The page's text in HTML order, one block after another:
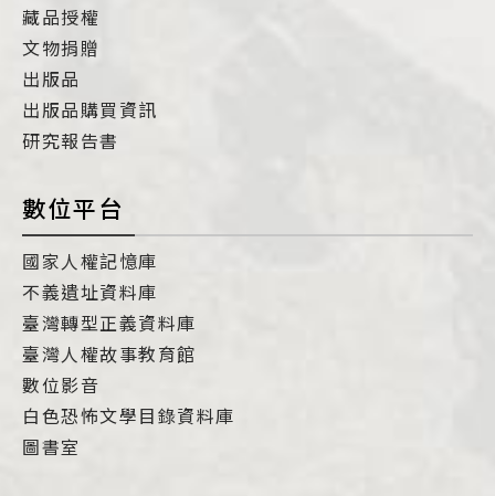
藏品授權
文物捐贈
出版品
出版品購買資訊
研究報告書
數位平台
國家人權記憶庫
不義遺址資料庫
臺灣轉型正義資料庫
臺灣人權故事教育館
數位影音
白色恐怖文學目錄資料庫
圖書室